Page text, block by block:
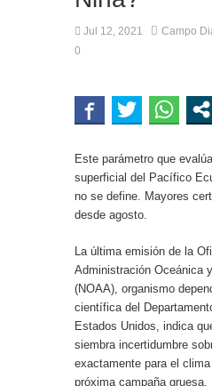
Jul 12, 2021 Campo
0
Este parámetro que
superficial del Pacífico
no se define. Mayores
desde agosto.
La última emisión de la
Administración Oceánica
(NOAA), organismo
científica del
Estados Unidos, indica
siembra incertidumbre
exactamente para el
próxima campaña gruesa.